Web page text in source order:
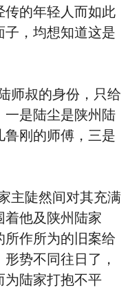
传的年轻人而如此
，均想知道这是
叔的身份，只给
一是陆尘是陕州陆
鲁刚的师傅，三是
陡然间对其充满
着他及陕州陆家
作所为的旧案给
势不同往日了，
为陆家打抱不平